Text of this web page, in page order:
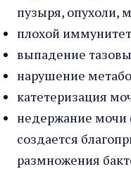
пузыря, опухоли,
плохой
выпадение
нарушение
катетеризация
недержание мочи
создается
размножения